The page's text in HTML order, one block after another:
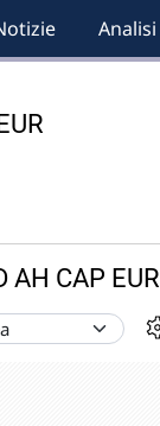
Analisi
AH CAP EUR